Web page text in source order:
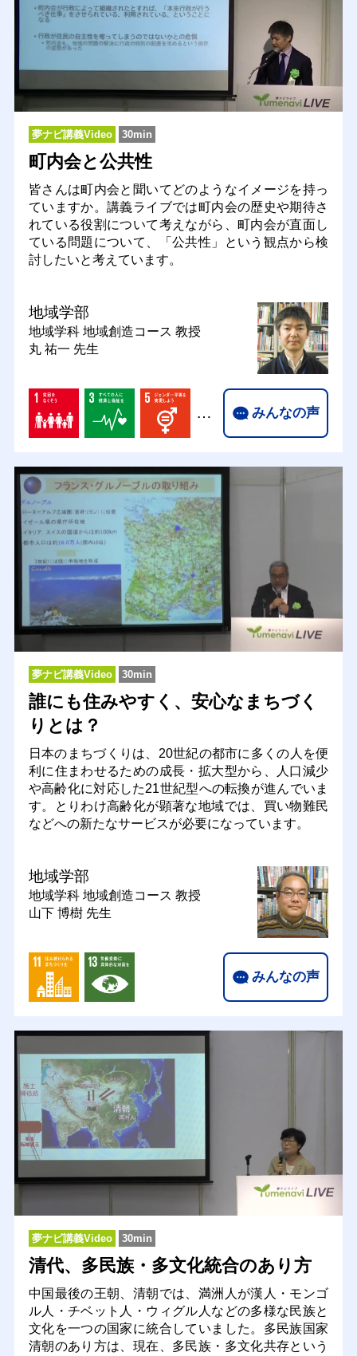
夢ナビ講義Video 30min
町内会と公共性
皆さんは町内会と聞いてどのようなイメージを持っ
ていますか。講義ライブでは町内会の歴史や期待さ
れている役割について考えながら、町内会が直面し
ている問題について、「公共性」という観点から検
討したいと考えています。
地域学部
地域学科 地域創造コース 教授
丸 祐一 先生
… みんなの声
夢ナビ講義Video 30min
誰にも住みやすく、安心なまちづく
りとは？
日本のまちづくりは、20世紀の都市に多くの人を便
利に住まわせるための成長・拡大型から、人口減少
や高齢化に対応した21世紀型への転換が進んでいま
す。とりわけ高齢化が顕著な地域では、買い物難民
などへの新たなサービスが必要になっています。
地域学部
地域学科 地域創造コース 教授
山下 博樹 先生
みんなの声
夢ナビ講義Video 30min
清代、多民族・多文化統合のあり方
中国最後の王朝、清朝では、満洲人が漢人・モンゴ
ル人・チベット人・ウィグル人などの多様な民族と
文化を一つの国家に統合していました。多民族国家
清朝のあり方は、現在、多民族・多文化共存という